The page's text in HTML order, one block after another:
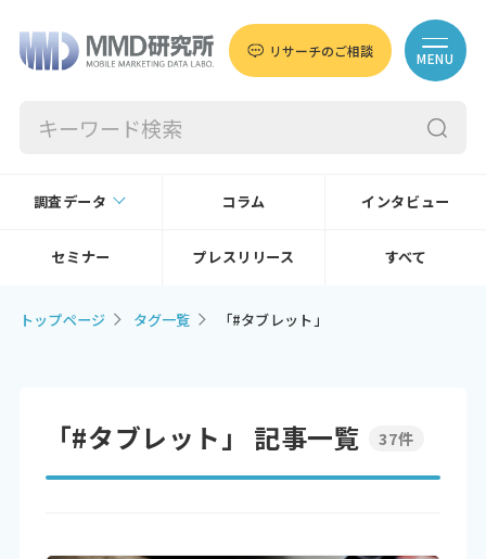
リサーチのご相談 MENU
調査データ コラム インタビュー
セミナー プレスリリース すべて
トップページ タグ一覧 「#タブレット」
「#タブレット」 記事一覧 37件